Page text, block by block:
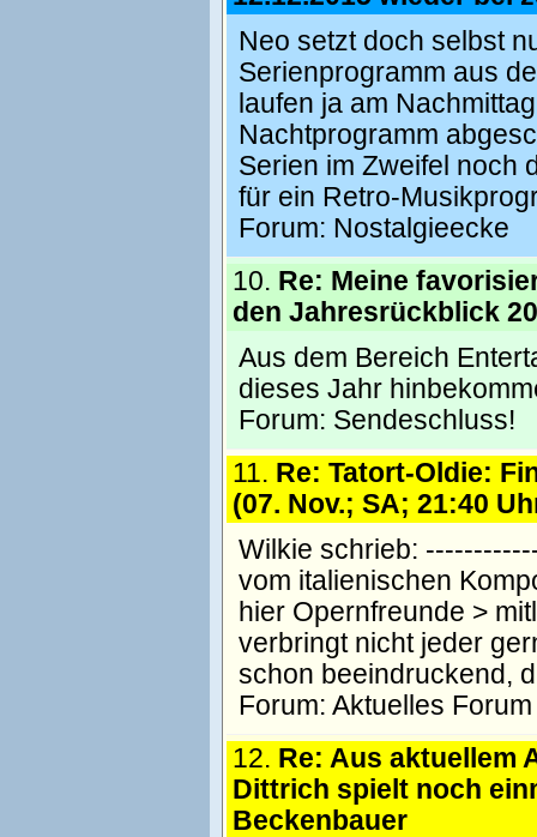
Neo setzt doch selbst
Serienprogramm aus
laufen ja am
Nachtprogramm
Serien im Zweifel noch
für ein Retro-
Forum: Nostalgieecke
10. Re: Meine
den Jahresrückblick
Aus dem Bereich
dieses Jahr
Forum: Sendeschluss!
11. Re: Tatort-Oldie:
(07. Nov.; SA; 21:40
Wilkie schrieb:
vom italienischen
hier Opernfreunde >
verbringt nicht jeder
schon beeindruckend,
Forum: Aktuelles Forum
12. Re: Aus aktuellem
Dittrich spielt noch
Beckenbauer